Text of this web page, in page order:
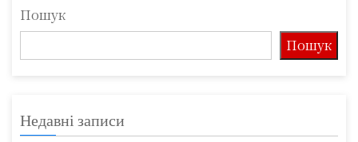
Пошук
Пошук
Недавні записи